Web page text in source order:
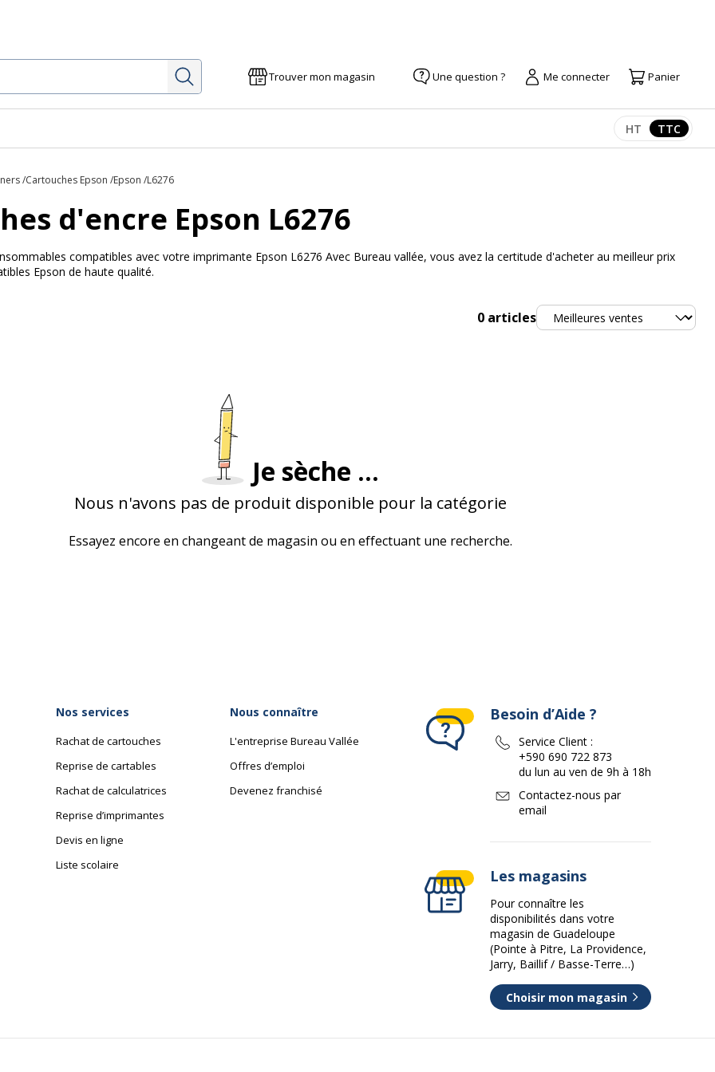
Rechercher Trouver mon magasin Une question ? Me connecter Panier
Afficher les
HT TTC
Cartouches Epson Epson L6276
d'encre Epson L6276
compatibles avec votre imprimante Epson L6276 Avec Bureau vallée, vous avez la certitude d'acheter au meilleur prix
Epson de haute qualité.
0 articlesTrier
Je sèche ...
Nous n'avons pas de produit disponible pour la catégorie
Essayez encore en changeant de magasin ou en effectuant une recherche.
Nos services
Rachat de cartouches
Reprise de cartables
Rachat de calculatrices
Reprise d’imprimantes
Devis en ligne
Liste scolaire
Nous connaître
L'entreprise Bureau Vallée
Offres d’emploi
Devenez franchisé
Besoin d’Aide ?
Service Client :
+590 690 722 873
du lun au ven de 9h à 18h
Contactez-nous par
email
Les magasins
Pour connaître les
disponibilités dans votre
magasin de Guadeloupe
(Pointe à Pitre, La Providence,
Jarry, Baillif / Basse-Terre…)
Choisir mon magasin